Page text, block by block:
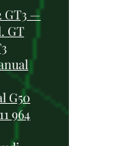
GT3 —
GT
G50
964